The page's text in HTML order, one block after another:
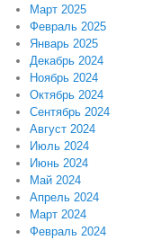
Март 2025
Февраль 2025
Январь 2025
Декабрь 2024
Ноябрь 2024
Октябрь 2024
Сентябрь 2024
Август 2024
Июль 2024
Июнь 2024
Май 2024
Апрель 2024
Март 2024
Февраль 2024